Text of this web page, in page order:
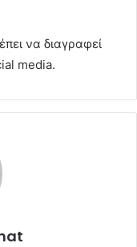
να διαγραφεί
media.